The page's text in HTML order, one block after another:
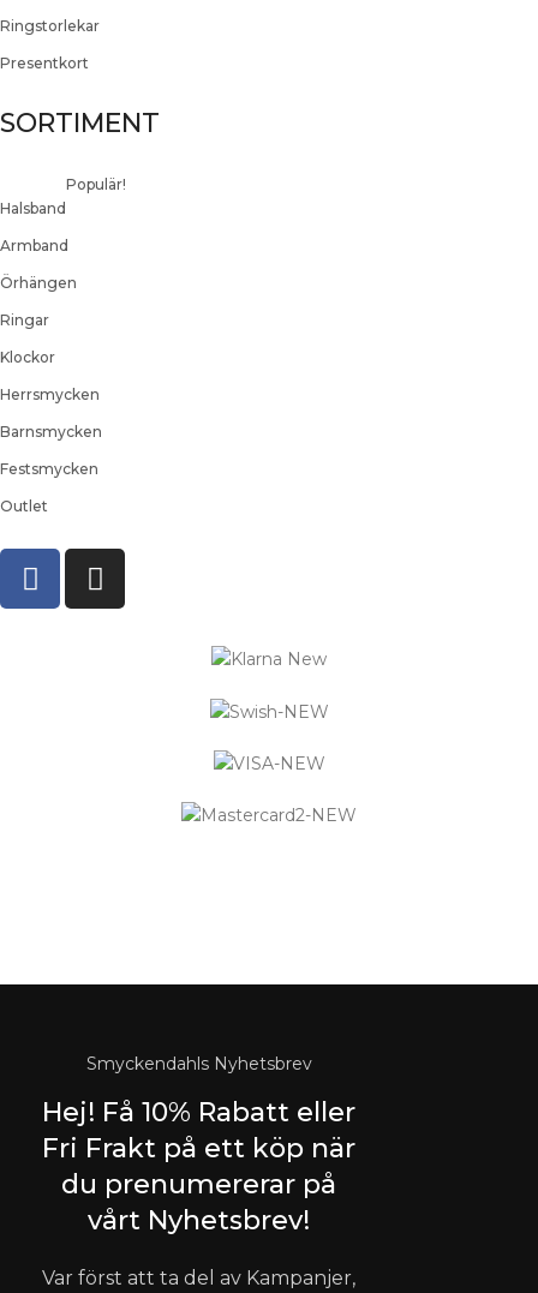
Ringstorlekar
Presentkort
SORTIMENT
Halsband
Populär!
Armband
Örhängen
Ringar
Klockor
Herrsmycken
Barnsmycken
Festsmycken
Outlet
Smyckendahls Nyhetsbrev
Hej! Få 10% Rabatt eller
Fri Frakt på ett köp när
du prenumererar på
vårt Nyhetsbrev!
Var först att ta del av Kampanjer,